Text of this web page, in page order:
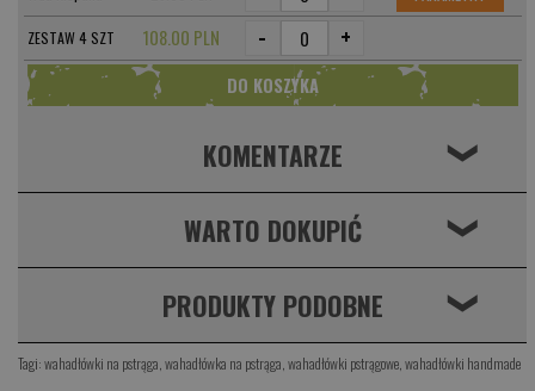
ZESTAW 4 SZT 108.00 PLN - +
KOMENTARZE ❮
WARTO DOKUPIĆ ❮
PRODUKTY PODOBNE ❮
Tagi:wahadłówki na pstrąga ,wahadłówka na pstrąga ,wahadłówki pstrągowe ,wahadłówki handmade